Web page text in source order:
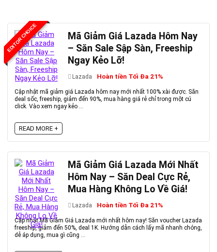
EDITOR CHOICE
Mã Giảm Giá Lazada Hôm Nay
– Săn Sale Sập Sàn, Freeship
Ngay Kẻo Lỡ!
Lazada Hoàn tiền Tối Đa 21%
Cập nhật mã giảm giá Lazada hôm nay mới nhất 100% xài được. Săn
deal sốc, freeship, giảm đến 90%, mua hàng giá rẻ chỉ trong một cú
click. Vào xem ngay kẻo ...
READ MORE +
Mã Giảm Giá Lazada Mới Nhất
Hôm Nay – Săn Deal Cực Rẻ,
Mua Hàng Không Lo Về Giá!
Lazada Hoàn tiền Tối Đa 21%
Cập nhật Mã Giảm Giá Lazada mới nhất hôm nay! Săn voucher Lazada
freeship, giảm đến 50%, deal 1K. Hướng dẫn cách lấy mã nhanh chóng,
dễ áp dụng, mua gì cũng ...